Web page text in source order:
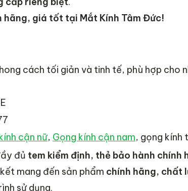
hãng, giá tốt tại Mắt Kính Tâm Đức!
cách tối giản và tinh tế, phù hợp cho
cận nữ, Gọng kính cận nam, gọng kính
vuông
đủ tem kiểm định, thẻ bảo hành chính
mang đến sản phẩm chính hãng, chất
sử dụng.